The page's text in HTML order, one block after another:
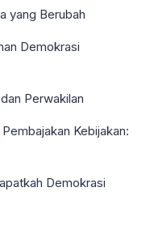
yang Berubah
Demokrasi
Perwakilan
Kebijakan:
Demokrasi